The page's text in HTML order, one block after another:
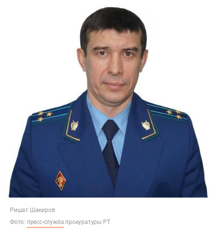
Ришат Шакиров
Фото: пресс-служба прокуратуры РТ